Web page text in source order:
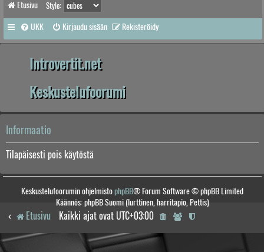
Etusivu Style:
UKK Kirjaudu sisään Rekisteröidy
Introvertit.net
Keskustelufoorumi
Informaatio
Tilapäisesti pois käytöstä
Keskustelufoorumin ohjelmistophpBB® Forum Software © phpBB Limited
Käännös: phpBB Suomi (lurttinen, harritapio, Pettis)
Etusivu Kaikki ajat ovat UTC+03:00